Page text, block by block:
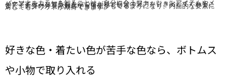
パーソナルカラーを知ることは、自分に合うファッションアイテムやメイクアイテムを知ることにつながり、自分の魅力を引き出してくれることでモチベーションも上がってくるでしょう。
また、自身の外見に対しても自信がもてるようになり、内面的な要素に対してもメリットが期待できます。
好きな色・着たい色が苦手な色なら、ボトムス
や小物で取り入れる